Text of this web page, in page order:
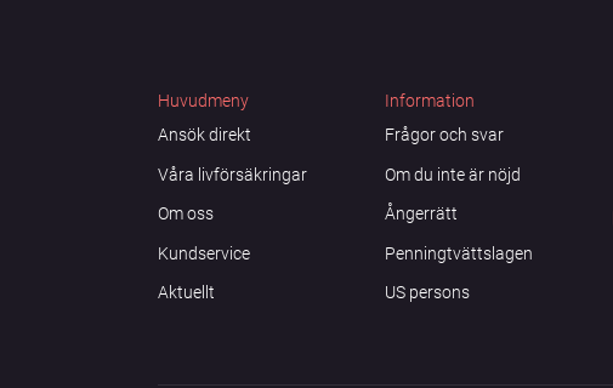
Huvudmeny
Ansök direkt
Våra livförsäkringar
Om oss
Kundservice
Aktuellt
Information
Frågor och svar
Om du inte är nöjd
Ångerrätt
Penningtvättslagen
US persons